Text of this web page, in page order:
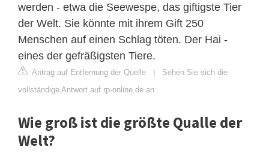
werden - etwa die Seewespe, das giftigste Tier
der Welt. Sie könnte mit ihrem Gift 250
Menschen auf einen Schlag töten. Der Hai -
eines der gefräßigsten Tiere.
Antrag auf Entfernung der Quelle | Sehen Sie sich die
vollständige Antwort auf rp-online.de an
Wie groß ist die größte Qualle der
Welt?